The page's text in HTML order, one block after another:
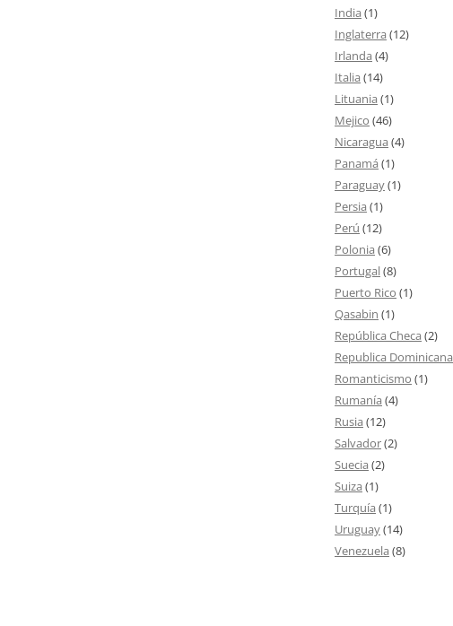
India (1)
Inglaterra (12)
Irlanda (4)
Italia (14)
Lituania (1)
Mejico (46)
Nicaragua (4)
Panamá (1)
Paraguay(1)
Persia (1)
Perú (12)
Polonia (6)
Portugal(8)
Puerto Rico (1)
Qasabin (1)
República Checa (2)
Republica Dominicana
Romanticismo (1)
Rumanía (4)
Rusia (12)
Salvador(2)
Suecia (2)
Suiza (1)
Turquía (1)
Uruguay(14)
Venezuela (8)